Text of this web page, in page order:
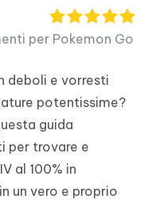
per Pokemon Go
deboli e vorresti
potentissime?
guida
per trovare e
al 100% in
un vero e proprio